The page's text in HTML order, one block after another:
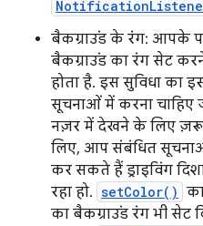
बैकग्राउंड के रंग: आपके
बैकग्राउंड का रंग सेट
होता है. इस सुविधा का
सूचनाओं में करना चाहिए
नज़र में देखने के लिए
लिए, आप संबंधित
कर सकते हैं ड्राइविंग
रहा हो. setColor()
का बैकग्राउंड रंग भी सेट